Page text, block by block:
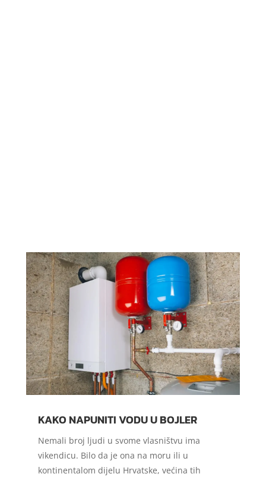
KAKO NAPUNITI VODU U BOJLER
Nemali broj ljudi u svome vlasništvu ima
vikendicu. Bilo da je ona na moru ili u
kontinentalom dijelu Hrvatske, većina tih